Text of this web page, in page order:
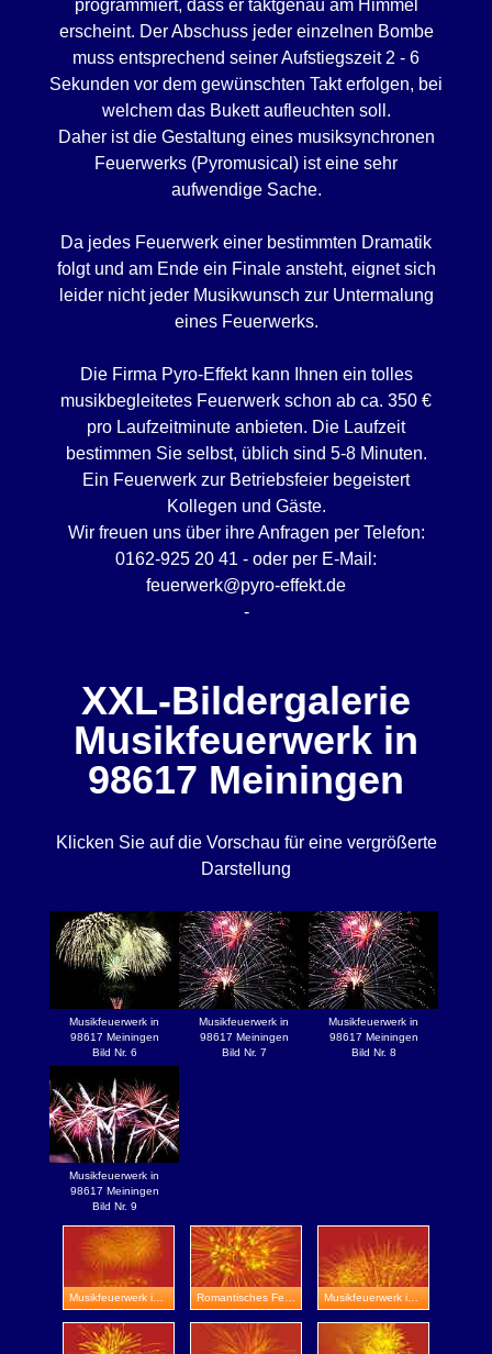
programmiert, dass er taktgenau am Himmel
erscheint. Der Abschuss jeder einzelnen Bombe
muss entsprechend seiner Aufstiegszeit 2 - 6
Sekunden vor dem gewünschten Takt erfolgen, bei
welchem das Bukett aufleuchten soll.
Daher ist die Gestaltung eines musiksynchronen
Feuerwerks (Pyromusical) ist eine sehr
aufwendige Sache.
Da jedes Feuerwerk einer bestimmten Dramatik
folgt und am Ende ein Finale ansteht, eignet sich
leider nicht jeder Musikwunsch zur Untermalung
eines Feuerwerks.
Die Firma Pyro-Effekt kann Ihnen ein tolles
musikbegleitetes Feuerwerk schon ab ca. 350 €
pro Laufzeitminute anbieten. Die Laufzeit
bestimmen Sie selbst, üblich sind 5-8 Minuten.
Ein Feuerwerk zur Betriebsfeier begeistert
Kollegen und Gäste.
Wir freuen uns über ihre Anfragen per Telefon:
0162-925 20 41 - oder per E-Mail:
feuerwerk@pyro-effekt.de
-
XXL-Bildergalerie
Musikfeuerwerk in
98617 Meiningen
Klicken Sie auf die Vorschau für eine vergrößerte
Darstellung
Musikfeuerwerk in
98617 Meiningen
Bild Nr. 6
Musikfeuerwerk in
98617 Meiningen
Bild Nr. 7
Musikfeuerwerk in
98617 Meiningen
Bild Nr. 8
Musikfeuerwerk in
98617 Meiningen
Bild Nr. 9
Musikfeuerwerk in Eisenberg Romantisches Feuerwerk in Utzberg Musikfeuerwerk in Schloss Friedenstein